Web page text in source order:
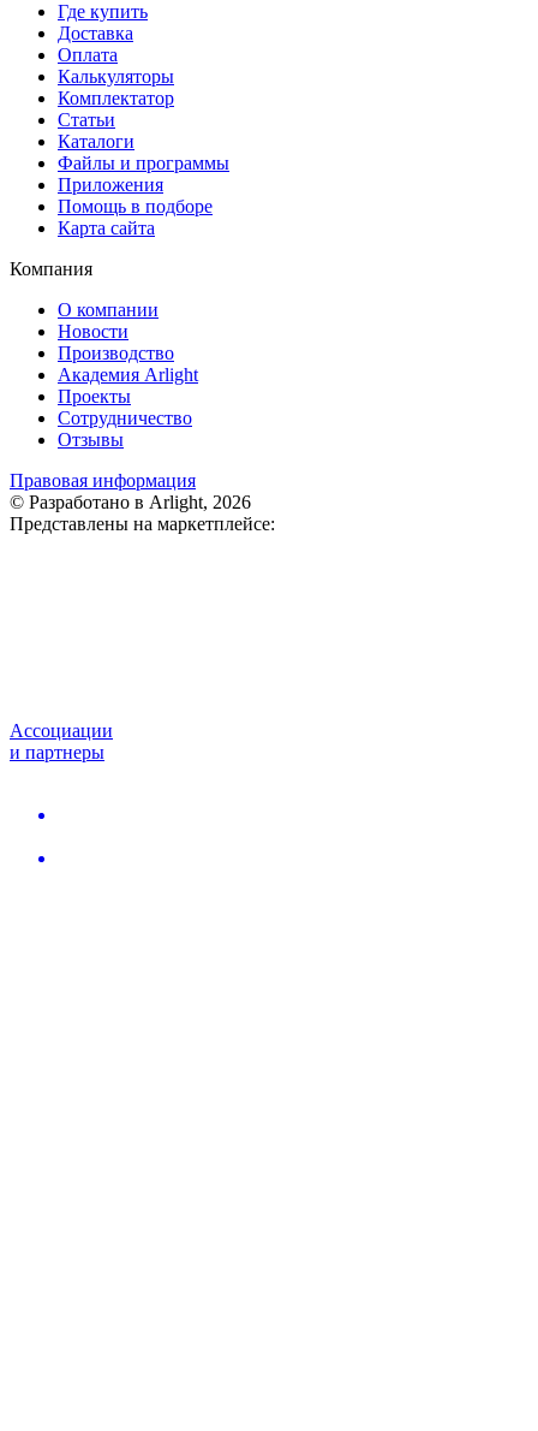
Где купить
Доставка
Оплата
Калькуляторы
Комплектатор
Статьи
Каталоги
Файлы и программы
Приложения
Помощь в подборе
Карта сайта
Компания
О компании
Новости
Производство
Академия Arlight
Проекты
Сотрудничество
Отзывы
Правовая информация
© Разработано в Arlight, 2026
Представлены на маркетплейсе:
Ассоциации
и партнеры